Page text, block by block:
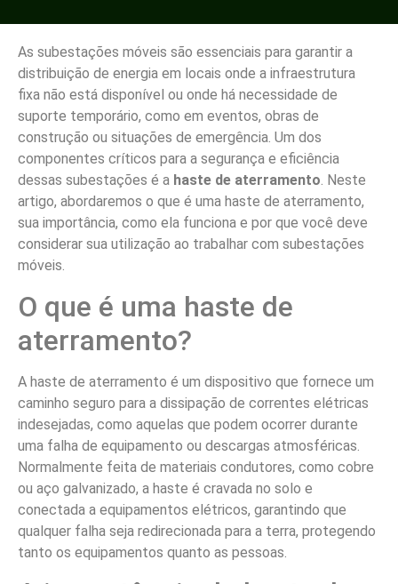
As subestações móveis são essenciais para garantir a
distribuição de energia em locais onde a infraestrutura
fixa não está disponível ou onde há necessidade de
suporte temporário, como em eventos, obras de
construção ou situações de emergência. Um dos
componentes críticos para a segurança e eficiência
dessas subestações é a haste de aterramento. Neste
artigo, abordaremos o que é uma haste de aterramento,
sua importância, como ela funciona e por que você deve
considerar sua utilização ao trabalhar com subestações
móveis.
O que é uma haste de
aterramento?
A haste de aterramento é um dispositivo que fornece um
caminho seguro para a dissipação de correntes elétricas
indesejadas, como aquelas que podem ocorrer durante
uma falha de equipamento ou descargas atmosféricas.
Normalmente feita de materiais condutores, como cobre
ou aço galvanizado, a haste é cravada no solo e
conectada a equipamentos elétricos, garantindo que
qualquer falha seja redirecionada para a terra, protegendo
tanto os equipamentos quanto as pessoas.